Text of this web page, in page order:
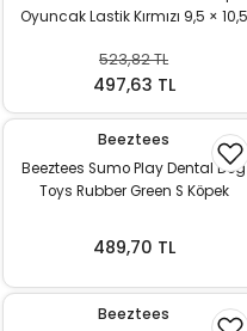
Oyuncak Lastik Kırmızı 9,5 × 10,5
523,82 TL
497,63 TL
Beeztees
Beeztees Sumo Play Dental Dog
Toys Rubber Green S Köpek
489,70 TL
Beeztees